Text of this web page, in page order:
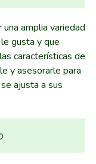
amplia variedad
gusta y que
características de
y asesorarle para
ajusta a sus